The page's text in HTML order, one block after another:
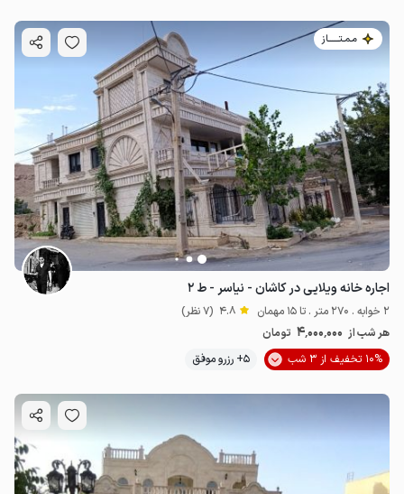
مـمـتــــــاز
اجاره خانه ویلایی در کاشان - نیاسر - ط ۲
2 خوابه . 270 متر . تا 15 مهمان 4.8 (7 نظر)
هر شب از 4٬000٬000 تومان
10% تخفیف از 3 شب
5+ رزرو موفق